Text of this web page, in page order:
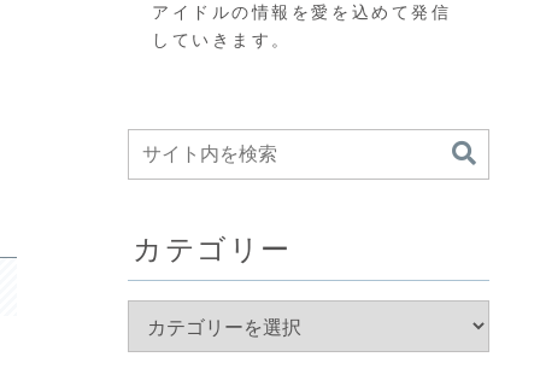
アイドルの情報を愛を込めて発信
していきます。
カテゴリー